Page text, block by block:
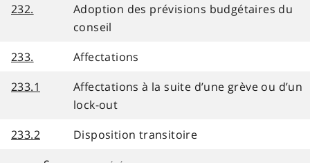
232.
Adoption des prévisions budgétaires du
conseil
233.
Affectations
233.1
Affectations à la suite d’une grève ou d’un
lock-out
233.2
Disposition transitoire